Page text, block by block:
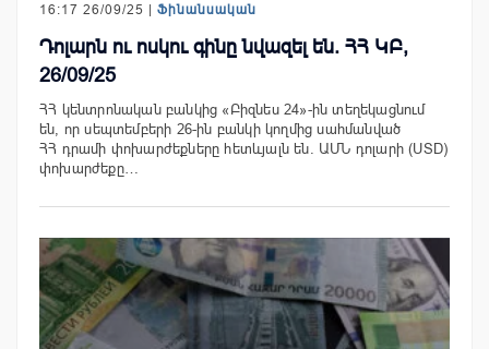
16:17 26/09/25 | Ֆինանսական
Դոլարն ու ոսկու գինը նվազել են. ՀՀ ԿԲ,
26/09/25
ՀՀ կենտրոնական բանկից «Բիզնես 24»-ին տեղեկացնում
են, որ սեպտեմբերի 26-ին բանկի կողմից սահմանված
ՀՀ դրամի փոխարժեքները հետևյալն են. ԱՄՆ դոլարի (USD)
փոխարժեքը…